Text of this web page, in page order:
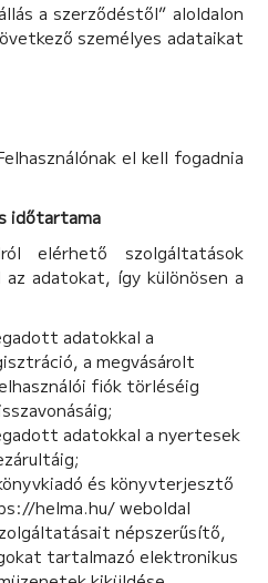
a szerződéstől” aloldalon
személyes adataikat
el kell fogadnia
időtartama
elérhető szolgáltatások
adatokat, így különösen a
adatokkal a
a megvásárolt
fiók törléséig
adatokkal a nyertesek
és könyvterjesztő
helma.hu/ weboldal
népszerűsítő,
tartalmazó elektronikus